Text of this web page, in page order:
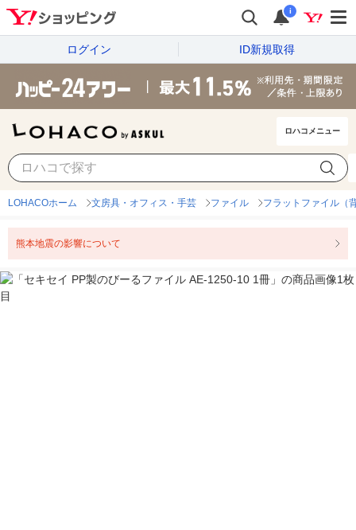
i
ログイン ID新規取得
ロハコメニュー
LOHACOホーム 文房具・オフィス・手芸 ファイル フラットファイル（
熊本地震の影響について